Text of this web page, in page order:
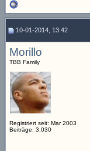
10-01-2014, 13:42
Morillo
TBB Family
Registriert seit: Mar 2003
Beiträge: 3.030